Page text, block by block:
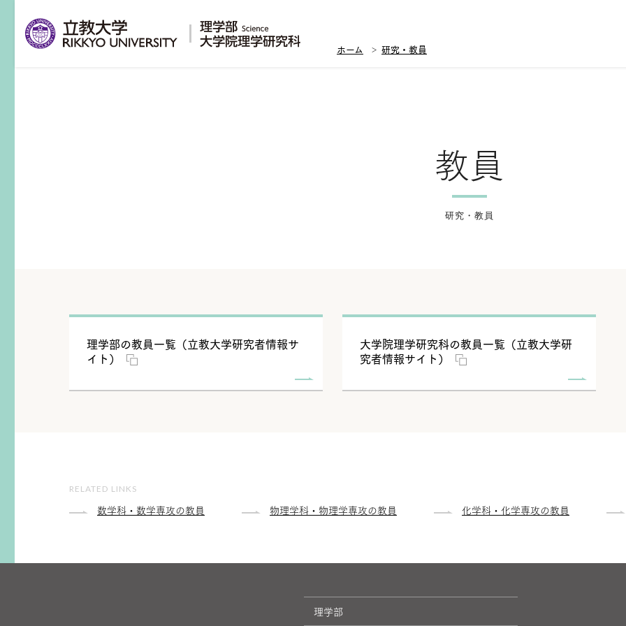
ホーム 研究・教員
教員
研究・教員
理学部の教員一覧（立教大学研究者情報サ
イト）
大学院理学研究科の教員一覧（立教大学研
究者情報サイト）
RELATED LINKS
数学科・数学専攻の教員 物理学科・物理学専攻の教員 化学科・化学専攻の教員
理学部